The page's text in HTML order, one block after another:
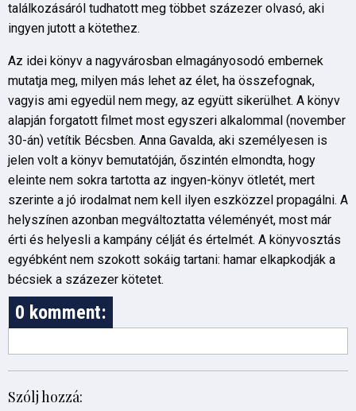
találkozásáról tudhatott meg többet százezer olvasó, aki
ingyen jutott a kötethez.
Az idei könyv a nagyvárosban elmagányosodó embernek
mutatja meg, milyen más lehet az élet, ha összefognak,
vagyis ami egyedül nem megy, az együtt sikerülhet. A könyv
alapján forgatott filmet most egyszeri alkalommal (november
30-án) vetítik Bécsben. Anna Gavalda, aki személyesen is
jelen volt a könyv bemutatóján, őszintén elmondta, hogy
eleinte nem sokra tartotta az ingyen-könyv ötletét, mert
szerinte a jó irodalmat nem kell ilyen eszközzel propagálni. A
helyszínen azonban megváltoztatta véleményét, most már
érti és helyesli a kampány célját és értelmét. A könyvosztás
egyébként nem szokott sokáig tartani: hamar elkapkodják a
bécsiek a százezer kötetet.
0 komment:
Szólj hozzá: